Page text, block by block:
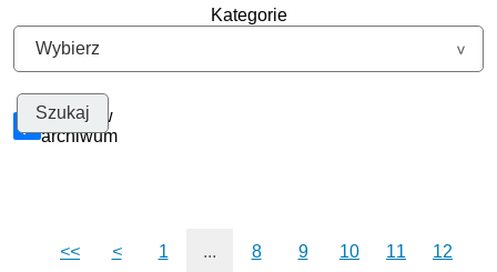
Kategorie
Szukaj w
archiwum
<< < 1 ... 8 9 10 11 12